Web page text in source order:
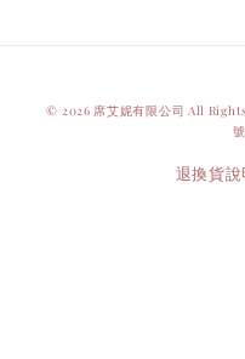
© 2026 席艾妮有限公司 All
退換貨說